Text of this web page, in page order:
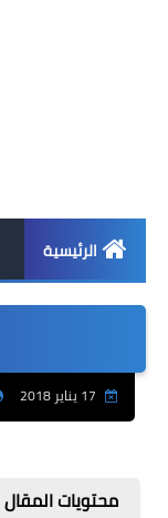
الرئيسية
محتويات المقال